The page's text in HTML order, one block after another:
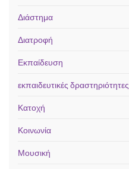
Διάστημα
Διατροφή
Εκπαίδευση
εκπαιδευτικές δραστηριότητες
Κατοχή
Κοινωνία
Μουσική